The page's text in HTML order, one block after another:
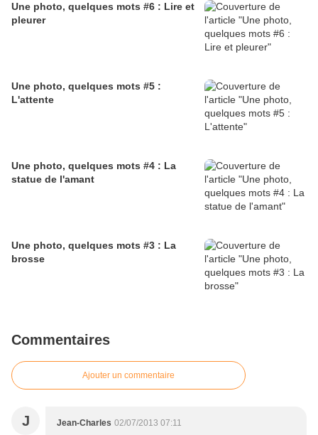
Une photo, quelques mots #6 : Lire et
pleurer
Une photo, quelques mots #5 :
L'attente
Une photo, quelques mots #4 : La
statue de l'amant
Une photo, quelques mots #3 : La
brosse
Commentaires
Ajouter un commentaire
J Jean-Charles 02/07/2013 07:11